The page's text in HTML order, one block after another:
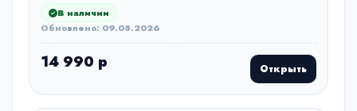
В наличии
Обновлено: 09.08.2026
14 990 р Открыть